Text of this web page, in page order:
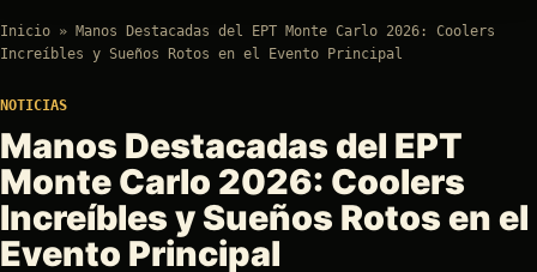
Inicio » Manos Destacadas del EPT Monte Carlo 2026: Coolers
Increíbles y Sueños Rotos en el Evento Principal
NOTICIAS
Manos Destacadas del EPT
Monte Carlo 2026: Coolers
Increíbles y Sueños Rotos en el
Evento Principal